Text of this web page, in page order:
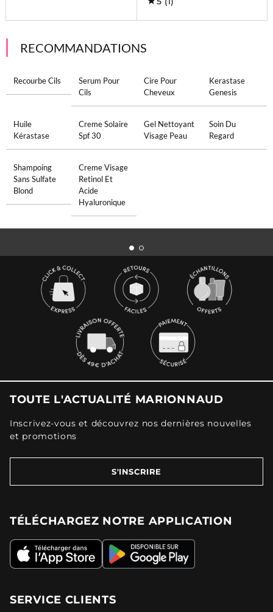
RECOMMANDATIONS
Recourbe Cils
Serum Pour
Cils
Cire Pour
Cheveux
Kerastase
Genesis
Huile
Kérastase
Creme Solaire
Spf 30
Gel Nettoyant
Visage Peau
Soin Du
Regard
Shampoing
Sans Sulfate
Blond
Creme Visage
Retinol Et
Acide
Hyaluronique
TOUTE L'ACTUALITÉ MARIONNAUD
Inscrivez-vous et découvrez nos dernières nouvelles
et promotions
S'INSCRIRE
TÉLÉCHARGEZ NOTRE APPLICATION
SERVICE CLIENTS